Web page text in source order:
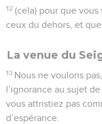
12 (cela) pour que
ceux du dehors, et
La venue du
13 Nous ne voulons
l’ignorance au sujet
vous attristiez pas
d’espérance.